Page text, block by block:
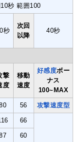
秒 範囲100
秒
次回
以降
40秒
撃
度
移動
速度
好感度ボー
ナス
100~MAX
56 攻撃速度型
66
60